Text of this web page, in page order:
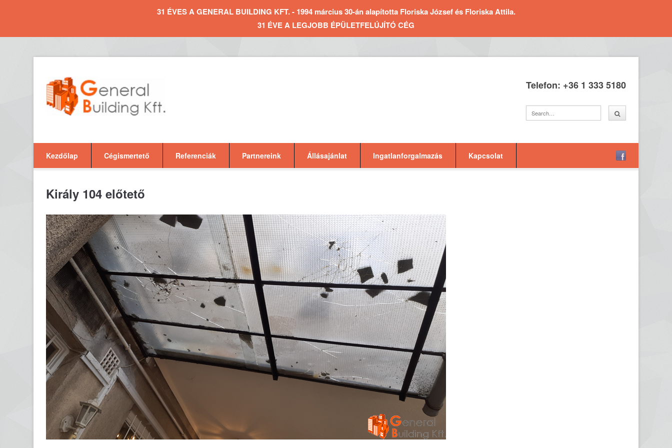
31 ÉVES A GENERAL BUILDING KFT. - 1994 március 30-án alapította Floriska József és Floriska Attila.
31 ÉVE A LEGJOBB ÉPÜLETFELÚJÍTÓ CÉG
Telefon: +36 1 333 5180
Kezdőlap Cégismertető Referenciák Partnereink Állásajánlat Ingatlanforgalmazás Kapcsolat
Király 104 előtető